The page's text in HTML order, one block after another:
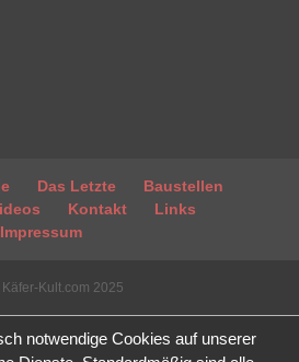
Das Letzte
Baustellen
Kontakt
Links
Impressum
Käfer-Kult.com 2025
notwendige Cookies auf unserer